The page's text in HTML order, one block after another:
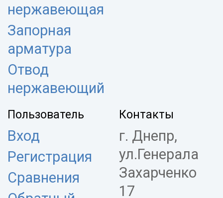
нержавеющая
Запорная
арматура
Отвод
нержавеющий
Пользователь
Вход
Регистрация
Сравнения
Контакты
г. Днепр,
ул.Генерала
Захарченко
17